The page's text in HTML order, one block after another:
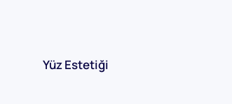
Yüz Estetiği